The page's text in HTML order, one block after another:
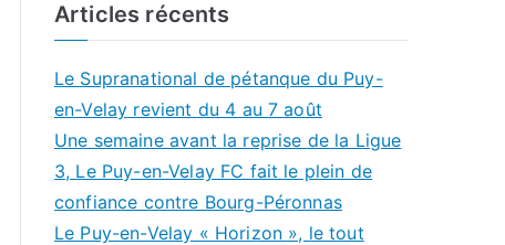
Articles récents
Le Supranational de pétanque du Puy-
en-Velay revient du 4 au 7 août
Une semaine avant la reprise de la Ligue
3, Le Puy-en-Velay FC fait le plein de
confiance contre Bourg-Péronnas
Le Puy-en-Velay « Horizon », le tout